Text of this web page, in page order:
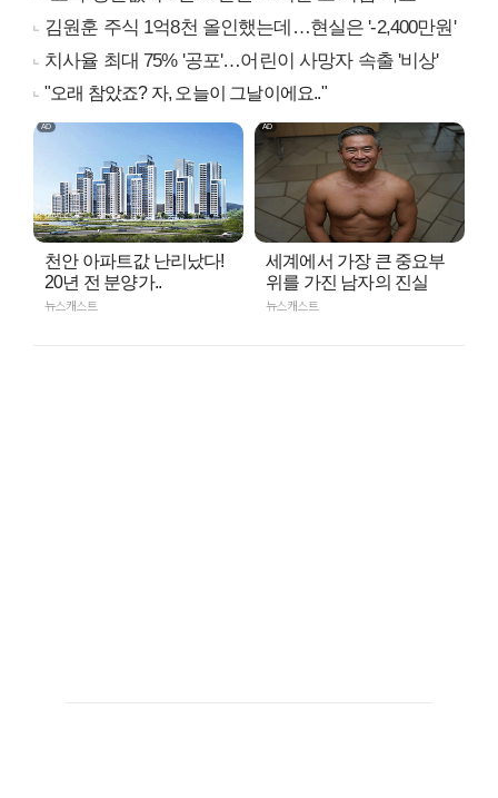
김원훈 주식 1억8천 올인했는데…현실은 '-2,400만원'
치사율 최대 75% '공포'…어린이 사망자 속출 '비상'
"오래 참았죠? 자, 오늘이 그날이에요.."
천안 아파트값 난리났다!
20년 전 분양가..
뉴스캐스트
세계에서 가장 큰 중요부
위를 가진 남자의 진실
뉴스캐스트